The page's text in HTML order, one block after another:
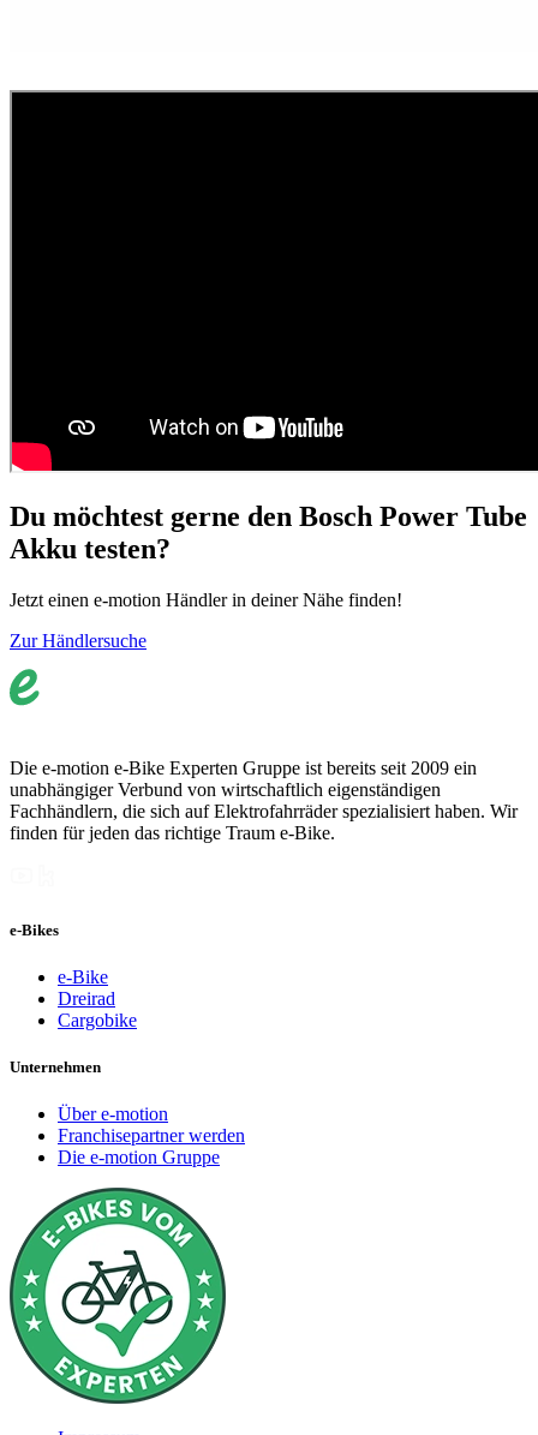
Du möchtest gerne den Bosch Power Tube
Akku testen?
Jetzt einen e-motion Händler in deiner Nähe finden!
Zur Händlersuche
Die e-motion e-Bike Experten Gruppe ist bereits seit 2009 ein
unabhängiger Verbund von wirtschaftlich eigenständigen
Fachhändlern, die sich auf Elektrofahrräder spezialisiert haben. Wir
finden für jeden das richtige Traum e-Bike.
e-Bikes
e-Bike
Dreirad
Cargobike
Unternehmen
Über e-motion
Franchisepartner werden
Die e-motion Gruppe